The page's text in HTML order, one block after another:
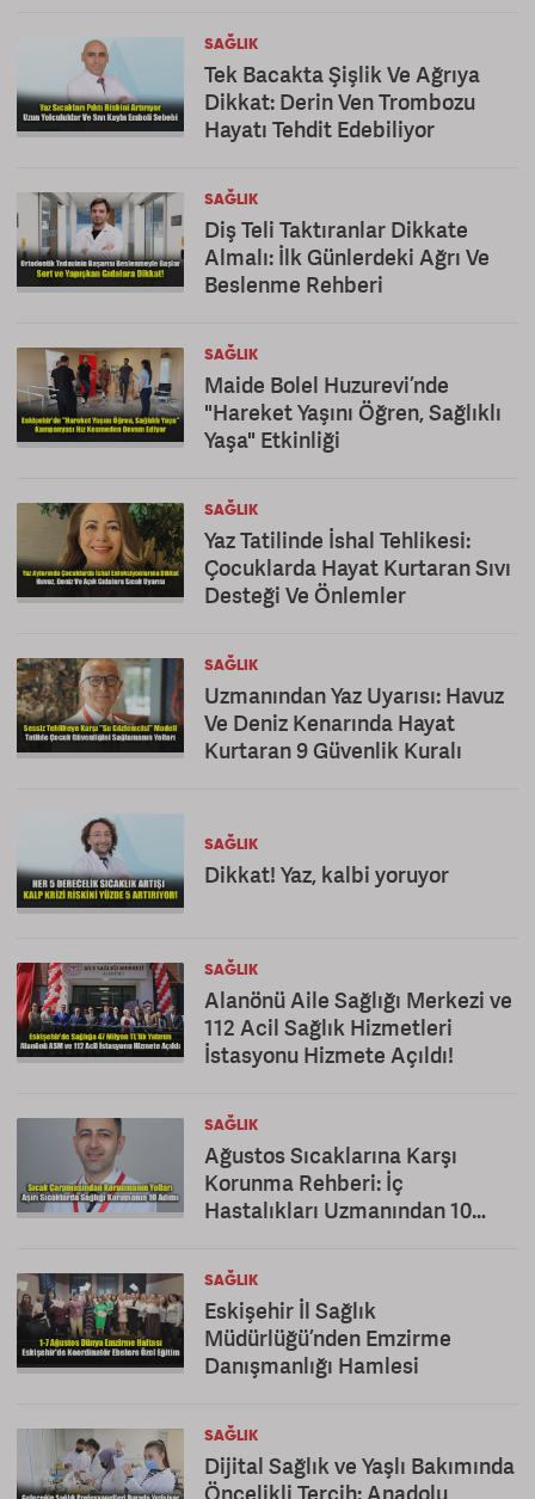
SAĞLIK
Tek Bacakta Şişlik Ve Ağrıya
Dikkat: Derin Ven Trombozu
Hayatı Tehdit Edebiliyor
SAĞLIK
Diş Teli Taktıranlar Dikkate
Almalı: İlk Günlerdeki Ağrı Ve
Beslenme Rehberi
SAĞLIK
Maide Bolel Huzurevi’nde
"Hareket Yaşını Öğren, Sağlıklı
Yaşa" Etkinliği
SAĞLIK
Yaz Tatilinde İshal Tehlikesi:
Çocuklarda Hayat Kurtaran Sıvı
Desteği Ve Önlemler
SAĞLIK
Uzmanından Yaz Uyarısı: Havuz
Ve Deniz Kenarında Hayat
Kurtaran 9 Güvenlik Kuralı
SAĞLIK
Dikkat! Yaz, kalbi yoruyor
SAĞLIK
Alanönü Aile Sağlığı Merkezi ve
112 Acil Sağlık Hizmetleri
İstasyonu Hizmete Açıldı!
SAĞLIK
Ağustos Sıcaklarına Karşı
Korunma Rehberi: İç
Hastalıkları Uzmanından 10
SAĞLIK
Eskişehir İl Sağlık
Müdürlüğü’nden Emzirme
Danışmanlığı Hamlesi
SAĞLIK
Dijital Sağlık ve Yaşlı Bakımında
Öncelikli Tercih: Anadolu